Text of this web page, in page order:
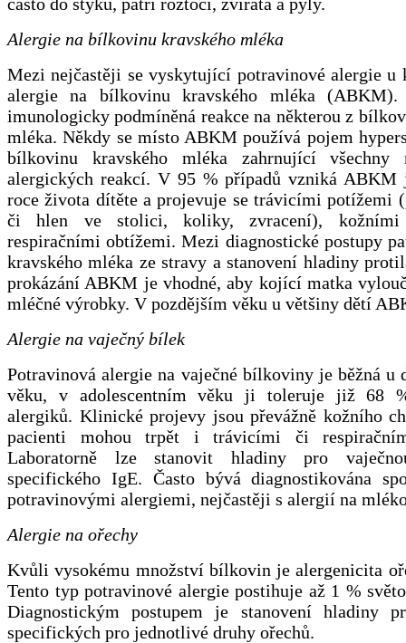
Alergie na bílkovinu kravského mléka
Mezi nejčastěji se vyskytující potravinové alergie u
alergie na bílkovinu kravského mléka
imunologicky podmíněná reakce na některou z
mléka. Někdy se místo ABKM používá pojem
bílkovinu kravského mléka zahrnující všechny
alergických reakcí. V 95 % případů vzniká
roce života dítěte a projevuje se trávicími potížemi
či hlen ve stolici, koliky, zvracení),
respiračními obtížemi. Mezi diagnostické postupy
kravského mléka ze stravy a stanovení hladiny
prokázání ABKM je vhodné, aby kojící matka
mléčné výrobky. V pozdějším věku u většiny dětí
Alergie na vaječný bílek
Potravinová alergie na vaječné bílkoviny je běžná
věku, v adolescentním věku ji toleruje již 68
alergiků. Klinické projevy jsou převážně kožního
pacienti mohou trpět i trávicími či
Laboratorně lze stanovit hladiny pro
specifického IgE. Často bývá diagnostikována
potravinovými alergiemi, nejčastěji s alergií na
Alergie na ořechy
Kvůli vysokému množství bílkovin je alergenicita
Tento typ potravinové alergie postihuje až 1 %
Diagnostickým postupem je stanovení hladiny
specifických pro jednotlivé druhy ořechů.